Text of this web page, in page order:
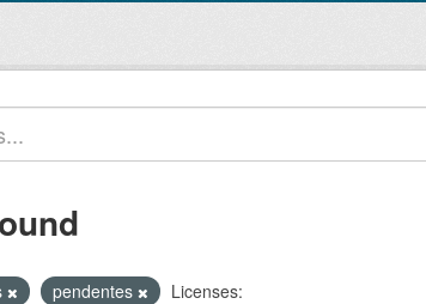
pendentes
Licenses: